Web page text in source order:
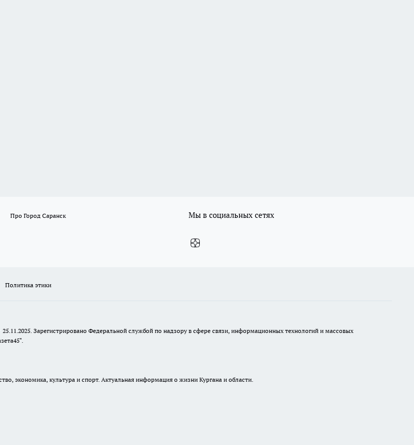
Про Город Саранск Мы в социальных сетях
Политика этики
Зарегистрировано Федеральной службой по надзору в сфере связи, информационных технологий и массовых
экономика, культура и спорт. Актуальная информация о жизни Кургана и области.